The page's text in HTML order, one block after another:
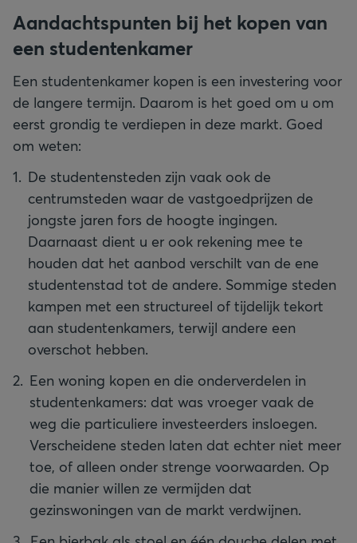
Aandachtspunten bij het kopen van
een studentenkamer
Een studentenkamer kopen is een investering voor
de langere termijn. Daarom is het goed om u om
eerst grondig te verdiepen in deze markt. Goed
om weten:
De studentensteden zijn vaak ook de
centrumsteden waar de vastgoedprijzen de
jongste jaren fors de hoogte ingingen.
Daarnaast dient u er ook rekening mee te
houden dat het aanbod verschilt van de ene
studentenstad tot de andere. Sommige steden
kampen met een structureel of tijdelijk tekort
aan studentenkamers, terwijl andere een
overschot hebben.
Een woning kopen en die onderverdelen in
studentenkamers: dat was vroeger vaak de
weg die particuliere investeerders insloegen.
Verscheidene steden laten dat echter niet meer
toe, of alleen onder strenge voorwaarden. Op
die manier willen ze vermijden dat
gezinswoningen van de markt verdwijnen.